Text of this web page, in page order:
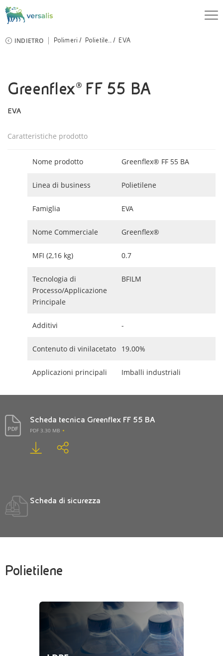
INDIETRO Polimeri Polietile... EVA
Greenflex® FF 55 BA
EVA
Caratteristiche prodotto
Nome prodotto Greenflex® FF 55 BA
Linea di business Polietilene
Famiglia EVA
Nome Commerciale Greenflex®
MFI (2,16 kg) 0.7
Tecnologia di
Processo/Applicazione
Principale
BFILM
Additivi -
Contenuto di vinilacetato 19.00%
Applicazioni principali Imballi industriali
Scheda tecnica Greenflex FF 55 BA
PDF 3.30 MB
Scheda di sicurezza
Polietilene